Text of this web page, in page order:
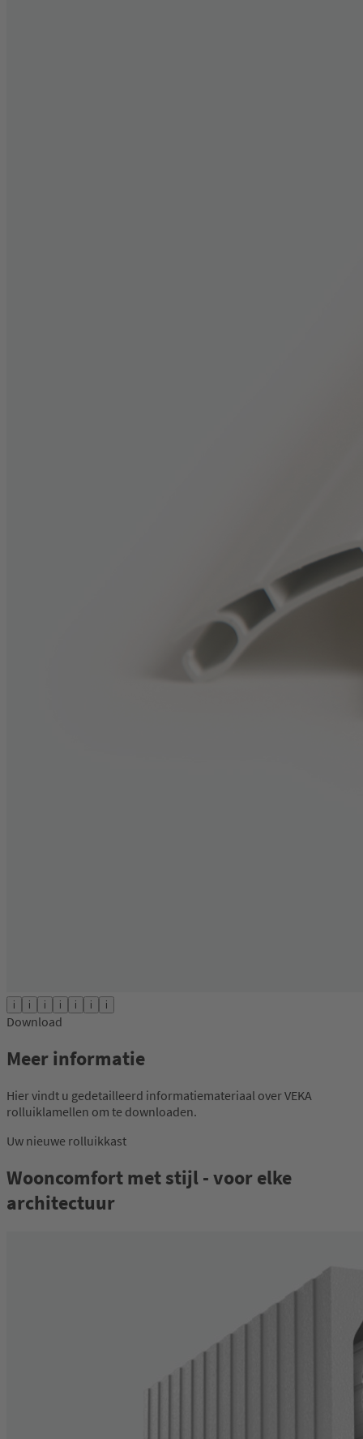
i i i i i i i
Download
Meer informatie
Hier vindt u gedetailleerd informatiemateriaal over VEKA
rolluiklamellen om te downloaden.
Uw nieuwe rolluikkast
Wooncomfort met stijl - voor elke
architectuur